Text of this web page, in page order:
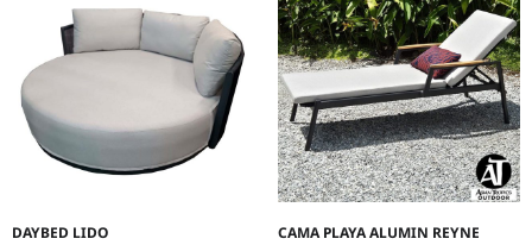
DAYBED LIDO CAMA PLAYA ALUMIN REYNE